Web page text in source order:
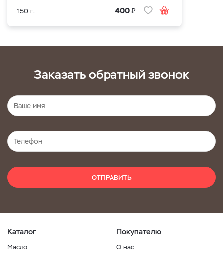
150 г. 400₽
Заказать обратный звонок
ОТПРАВИТЬ
Каталог
Масло
Покупателю
О нас